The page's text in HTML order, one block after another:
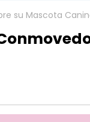
su Mascota